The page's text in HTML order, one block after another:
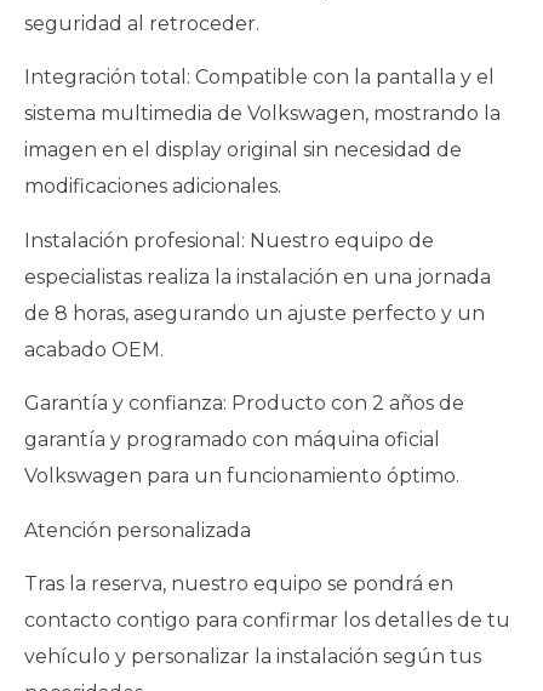
seguridad al retroceder.
Integración total: Compatible con la pantalla y el
sistema multimedia de Volkswagen, mostrando la
imagen en el display original sin necesidad de
modificaciones adicionales.
Instalación profesional: Nuestro equipo de
especialistas realiza la instalación en una jornada
de 8 horas, asegurando un ajuste perfecto y un
acabado OEM.
Garantía y confianza: Producto con 2 años de
garantía y programado con máquina oficial
Volkswagen para un funcionamiento óptimo.
Atención personalizada
Tras la reserva, nuestro equipo se pondrá en
contacto contigo para confirmar los detalles de tu
vehículo y personalizar la instalación según tus